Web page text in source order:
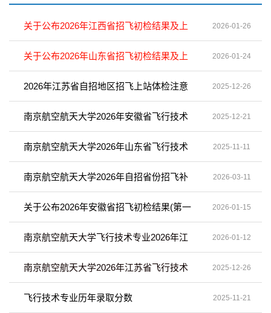
关于公布2026年江西省招飞初检结果及上
站体检安排的通知
2026-01-26
关于公布2026年山东省招飞初检结果及上
站体检安排的通知
2026-01-24
2026年江苏省自招地区招飞上站体检注意
事项
2025-12-26
南京航空航天大学2026年安徽省飞行技术
专业招生初检面试安排
2025-12-21
南京航空航天大学2026年山东省飞行技术
专业招生通知
2025-11-11
南京航空航天大学2026年自招省份招飞补
初检面试报名通知
2026-03-11
关于公布2026年安徽省招飞初检结果(第一
批) 及上站体检注意事项的通知
2026-01-15
南京航空航天大学飞行技术专业2026年江
西省招生补初检安排
2026-01-12
南京航空航天大学2026年江苏省飞行技术
专业招生初检面试安排（南京初检点）
2025-12-26
飞行技术专业历年录取分数 2025-11-21